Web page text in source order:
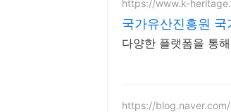
https://www.k-
국가유산진흥원
다양한 플랫폼을 통
https://